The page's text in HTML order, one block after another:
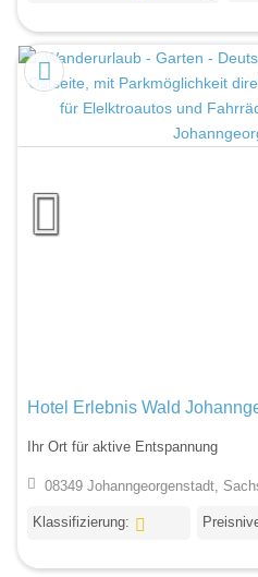
Hotel Erlebnis Wald
Ihr Ort für aktive Entspannung
08349 Johanngeorgenstadt,
Klassifizierung: